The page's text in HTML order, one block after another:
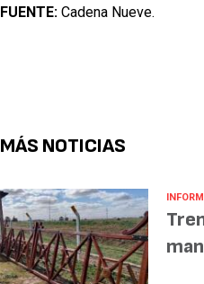
FUENTE: Cadena Nueve.
MÁS NOTICIAS